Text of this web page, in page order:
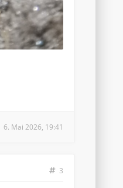
6. Mai 2026, 19:41
3